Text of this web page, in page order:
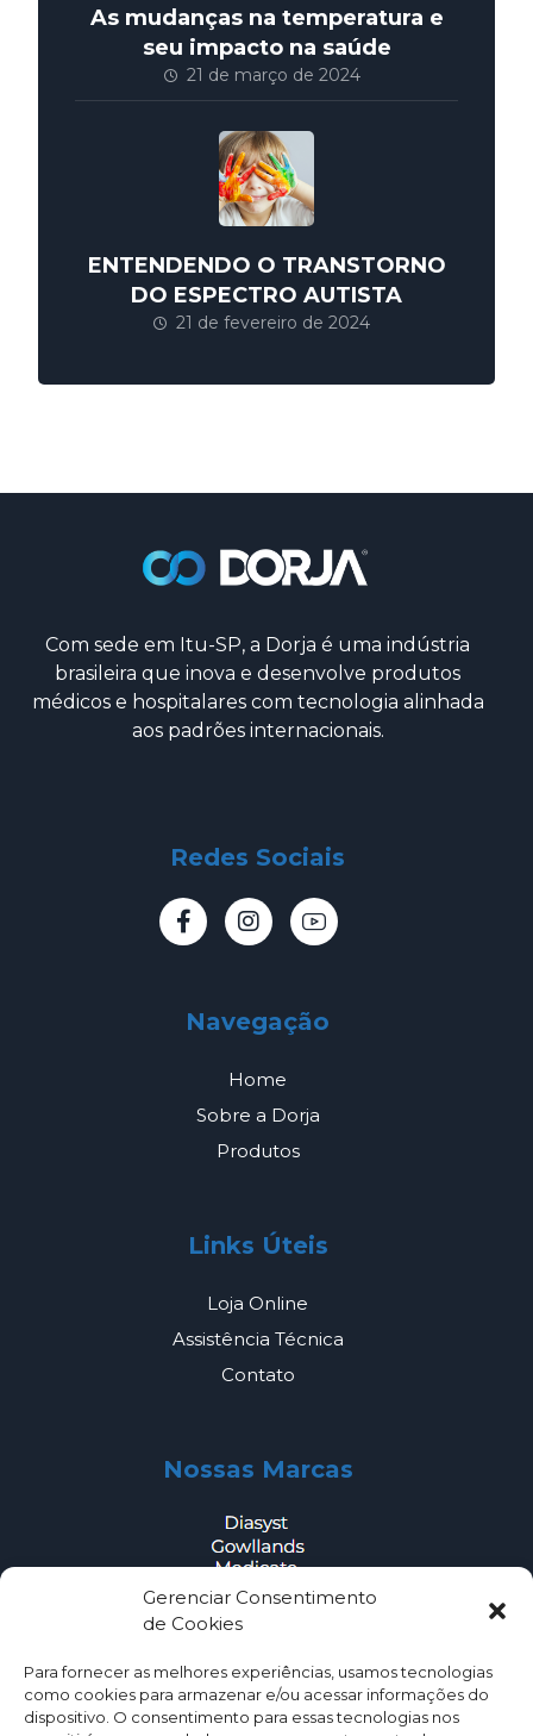
Gerenciar Consentimento
de Cookies
Para fornecer as melhores experiências, usamos tecnologias
como cookies para armazenar e/ou acessar informações do
dispositivo. O consentimento para essas tecnologias nos
As mudanças na temperatura e
seu impacto na saúde
21 de março de 2024
ENTENDENDO O TRANSTORNO
DO ESPECTRO AUTISTA
21 de fevereiro de 2024
Com sede em Itu-SP, a Dorja é uma indústria
brasileira que inova e desenvolve produtos
médicos e hospitalares com tecnologia alinhada
aos padrões internacionais.
Redes Sociais
Navegação
Home
Sobre a Dorja
Produtos
Links Úteis
Loja Online
Assistência Técnica
Contato
Nossas Marcas
Eventos